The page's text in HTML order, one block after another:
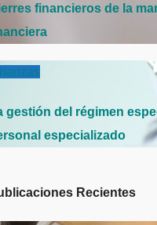
financieros de la
gestión del régimen
especializado
Recientes